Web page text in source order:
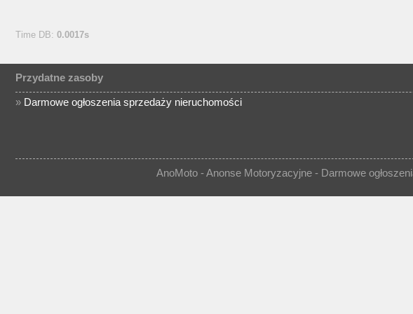
Time DB: 0.0017s
Przydatne zasoby
» Darmowe ogłoszenia sprzedaży nieruchomości
AnoMoto - Anonse Motoryzacyjne - Darmowe